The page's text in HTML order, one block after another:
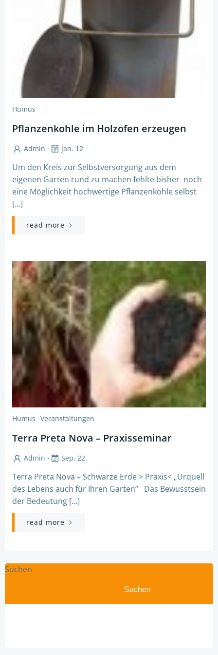
Humus
Pflanzenkohle im Holzofen erzeugen
Admin - Jan. 12
Um den Kreis zur Selbstversorgung aus dem
eigenen Garten rund zu machen fehlte bisher noch
eine Möglichkeit hochwertige Pflanzenkohle selbst
[…]
read more
Humus Veranstaltungen
Terra Preta Nova – Praxisseminar
Admin - Sep. 22
Terra Preta Nova – Schwarze Erde > Praxis< „Urquell
des Lebens auch für Ihren Garten“ Das Bewusstsein
der Bedeutung […]
read more
Suchen
Suchen